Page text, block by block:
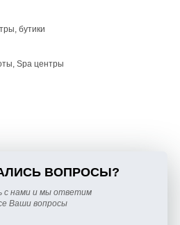
бутики
Spa центры
ВОПРОСЫ?
с нами и мы ответим
Ваши вопросы